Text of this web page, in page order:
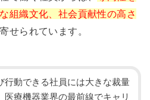
組織文化、社会貢献性の高さ
せられています。
行動できる社員には大きな裁量
医療機器業界の最前線でキャリ